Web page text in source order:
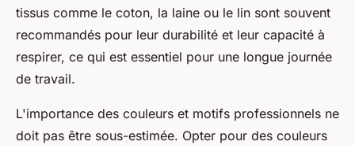
tissus comme le coton, la laine ou le lin sont souvent
recommandés pour leur durabilité et leur capacité à
respirer, ce qui est essentiel pour une longue journée
de travail.
L'importance des couleurs et motifs professionnels ne
doit pas être sous-estimée. Opter pour des couleurs